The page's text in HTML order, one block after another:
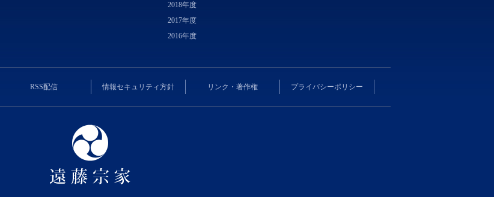
2018年度
2017年度
2016年度
RSS配信 情報セキュリティ方針 リンク・著作権 プライバシーポリシー